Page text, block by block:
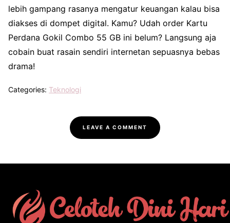
lebih gampang rasanya mengatur keuangan kalau bisa
diakses di dompet digital. Kamu? Udah order Kartu
Perdana Gokil Combo 55 GB ini belum? Langsung aja
cobain buat rasain sendiri internetan sepuasnya bebas
drama!
Categories: Teknologi
LEAVE A COMMENT